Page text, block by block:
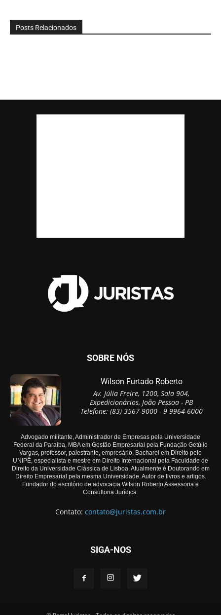
Posts Relacionados
SOBRE NÓS
Wilson Furtado Roberto
Av. Júlia Freire, 1200, Sala 904,
Expedicionários, João Pessoa - PB
Telefone: (83) 3567-9000 - 9 9964-6000
Advogado militante, Administrador de Empresas pela Universidade
Federal da Paraíba, MBA em Gestão Empresarial pela Fundação Getúlio
Vargas, professor, palestrante, empresário, Bacharel em Direito pelo
UNIPÊ, especialista e mestre em Direito Internacional pela Faculdade de
Direito da Universidade Clássica de Lisboa. Atualmente é Doutorando em
Direito Empresarial pela mesma Universidade. Autor de livros e artigos.
Fundador do escritório de advocacia Wilson Roberto Assessoria e
Consultoria Jurídica.
Contato: contato@juristas.com.br
SIGA-NOS